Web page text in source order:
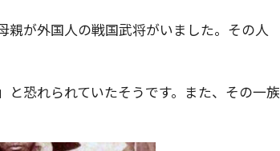
が外国人の戦国武将がいました。その人
と恐れられていたそうです。また、その一族